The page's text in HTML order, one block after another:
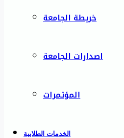
خريطة الجامعة
اصدارات الجامعة
المؤتمرات
الخدمات الطلابية